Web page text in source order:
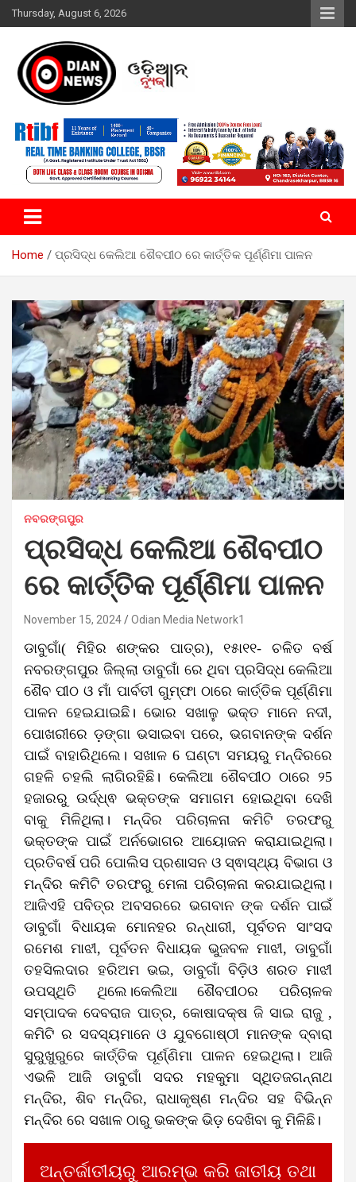
Skip
to
Thursday, August 6, 2026
ଓଡିଆନ୍ ନ୍ୟୁଜ
Home ପ୍ରସିଦ୍ଧ କେଲିଆ ଶୈବପୀଠ ରେ କାର୍ତ୍ତିକ ପୂର୍ଣ୍ଣିମା ପାଳନ
ନବରଙ୍ଗପୁର
ପ୍ରସିଦ୍ଧ କେଲିଆ ଶୈବପୀଠ
ରେ କାର୍ତ୍ତିକ ପୂର୍ଣ୍ଣିମା ପାଳନ
November 15, 2024 Odian Media Network1
ଡାବୁଗାଁ( ମିହିର ଶଙ୍କର ପାତ୍ର), ୧୫ା୧୧- ଚଳିତ ବର୍ଷ
ନବରଙ୍ଗପୁର ଜିଲ୍ଲା ଡାବୁଗାଁ ରେ ଥିବା ପ୍ରସିଦ୍ଧ କେଲିଆ
ଶୈବ ପୀଠ ଓ ମାଁ ପାର୍ବତୀ ଗୁମ୍ଫା ଠାରେ କାର୍ତ୍ତିକ ପୂର୍ଣ୍ଣିମା
ପାଳନ ହେଇଯାଇଛି। ଭୋର ସଖାଳୁ ଭକ୍ତ ମାନେ ନଦୀ,
ପୋଖରୀରେ ଡ଼ଙ୍ଗା ଭସାଇବା ପରେ, ଭଗବାନଙ୍କ ଦର୍ଶନ
ପାଇଁ ବାହାରିଥିଲେ। ସଖାଳ 6 ଘଣ୍ଟା ସମୟରୁ ମନ୍ଦିରରେ
ଗହଳି ଚହଲି ଲାଗିରହିଛି। କେଲିଆ ଶୈବପୀଠ ଠାରେ ୨5
ହଜାରରୁ ଉର୍ଦ୍ଧ୍ଵ ଭକ୍ତଙ୍କ ସମାଗମ ହୋଇଥିବା ଦେଖି
ବାକୁ ମିଳିଥିଲା। ମନ୍ଦିର ପରିଚାଳନା କମିଟି ତରଫରୁ
ଭକ୍ତଙ୍କ ପାଇଁ ଅର୍ନଭୋଗର ଆୟୋଜନ କରାଯାଇଥିଲା।
ପ୍ରତିବର୍ଷ ପରି ପୋଲିସ ପ୍ରଶାସନ ଓ ସ୍ଵାସ୍ଥ୍ୟ ବିଭାଗ ଓ
ମନ୍ଦିର କମିଟି ତରଫରୁ ମେଳା ପରିଚାଳନା କରଯାଇଥିଲା।
ଆଜିଏହି ପବିତ୍ର ଅବସରରେ ଭଗବାନ ଙ୍କ ଦର୍ଶନ ପାଇଁ
ଡାବୁଗାଁ ବିଧାୟକ ମୋନହର ରନ୍ଧାରୀ, ପୂର୍ବତନ ସାଂସଦ
ରମେଶ ମାଝୀ, ପୂର୍ବତନ ବିଧାୟକ ଭୁଜବଳ ମାଝୀ, ଡାବୁଗାଁ
ତହସିଲଦାର ହରିଅମ ଭଇ, ଡାବୁଗାଁ ବିଡ଼ିଓ ଶରତ ମାଝୀ
ଉପସ୍ଥିତି ଥିଲେ।କେଲିଆ ଶୈବପୀଠର ପରିଚାଳକ
ସମ୍ପାଦକ ଦେବରାଜ ପାତ୍ର, କୋଷାଦକ୍ଷ ଜି ସାଇ ରାଜୁ ,
କମିଟି ର ସଦସ୍ୟମାନେ ଓ ଯୁବଗୋଷ୍ଠୀ ମାନଙ୍କ ଦ୍ବାରା
ସୁରୁଖୁରୁରେ କାର୍ତ୍ତିକ ପୂର୍ଣ୍ଣିମା ପାଳନ ହେଇଥିଲା। ଆଜି
ଏଭଳି ଆଜି ଡାବୁଗାଁ ସଦର ମହକୁମା ସ୍ଥିତଜଗନ୍ନାଥ
ମନ୍ଦିର, ଶିବ ମନ୍ଦିର, ରାଧାକୃଷ୍ଣ ମନ୍ଦିର ସହ ବିଭିନ୍ନ
ମନ୍ଦିର ରେ ସଖାଳ ଠାରୁ ଭକଙ୍କ ଭିଡ଼ ଦେଖିବା କୁ ମିଳିଛି।
ଅନ୍ତର୍ଜାତୀୟରୁ ଆରମ୍ଭ କରି ଜାତୀୟ ତଥା